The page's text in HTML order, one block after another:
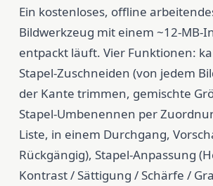
Ein kostenloses, offline
Bildwerkzeug mit einem ~12-MB-
entpackt läuft. Vier Funktionen:
Stapel-Zuschneiden (von jedem
der Kante trimmen, gemischte
Stapel-Umbenennen per
Liste, in einem Durchgang,
Rückgängig), Stapel-Anpassung
Kontrast / Sättigung / Schärfe /